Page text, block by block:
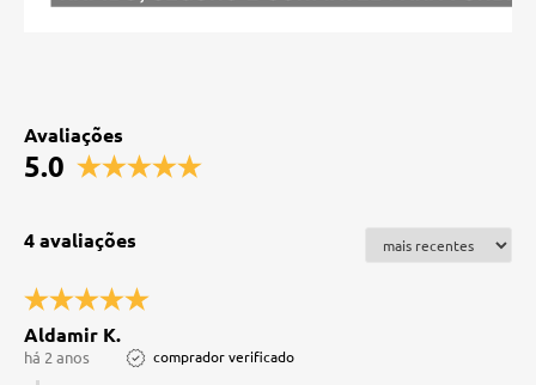
Avaliações
5.0
4 avaliações
Aldamir K.
há 2 anos comprador verificado